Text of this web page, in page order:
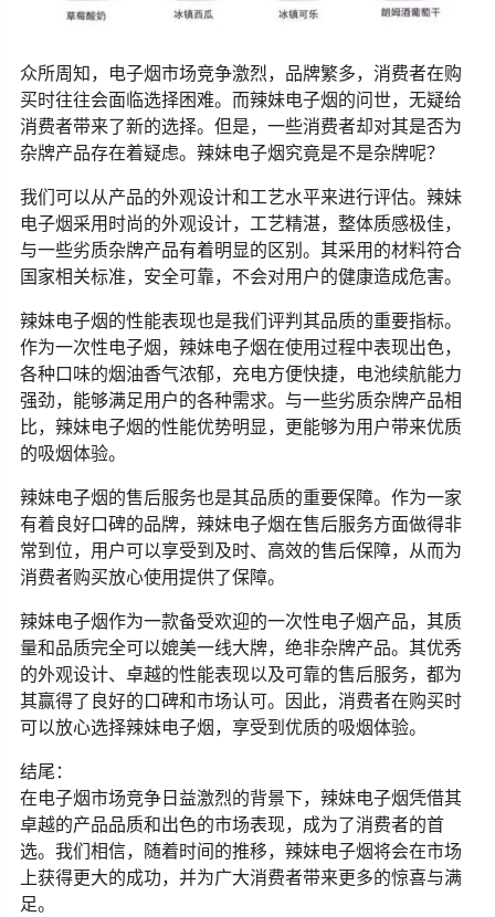
众所周知，电子烟市场竞争激烈，品牌繁多，消费者在购
买时往往会面临选择困难。而辣妹电子烟的问世，无疑给
消费者带来了新的选择。但是，一些消费者却对其是否为
杂牌产品存在着疑虑。辣妹电子烟究竟是不是杂牌呢？
我们可以从产品的外观设计和工艺水平来进行评估。辣妹
电子烟采用时尚的外观设计，工艺精湛，整体质感极佳，
与一些劣质杂牌产品有着明显的区别。其采用的材料符合
国家相关标准，安全可靠，不会对用户的健康造成危害。
辣妹电子烟的性能表现也是我们评判其品质的重要指标。
作为一次性电子烟，辣妹电子烟在使用过程中表现出色，
各种口味的烟油香气浓郁，充电方便快捷，电池续航能力
强劲，能够满足用户的各种需求。与一些劣质杂牌产品相
比，辣妹电子烟的性能优势明显，更能够为用户带来优质
的吸烟体验。
辣妹电子烟的售后服务也是其品质的重要保障。作为一家
有着良好口碑的品牌，辣妹电子烟在售后服务方面做得非
常到位，用户可以享受到及时、高效的售后保障，从而为
消费者购买放心使用提供了保障。
辣妹电子烟作为一款备受欢迎的一次性电子烟产品，其质
量和品质完全可以媲美一线大牌，绝非杂牌产品。其优秀
的外观设计、卓越的性能表现以及可靠的售后服务，都为
其赢得了良好的口碑和市场认可。因此，消费者在购买时
可以放心选择辣妹电子烟，享受到优质的吸烟体验。
结尾：
在电子烟市场竞争日益激烈的背景下，辣妹电子烟凭借其
卓越的产品品质和出色的市场表现，成为了消费者的首
选。我们相信，随着时间的推移，辣妹电子烟将会在市场
上获得更大的成功，并为广大消费者带来更多的惊喜与满
足。